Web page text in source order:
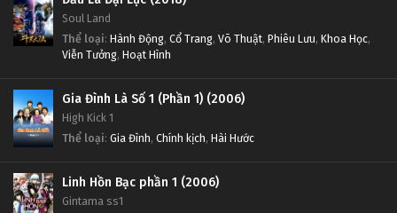
Soul Land
Thể loại: Hành Động, Cổ Trang, Võ Thuật, Phiêu Lưu, Khoa Học,
Viễn Tưởng, Hoạt Hình
Gia Đình Là Số 1 (Phần 1) (2006)
High Kick 1
Thể loại: Gia Đình, Chính kịch, Hài Hước
Linh Hồn Bạc phần 1 (2006)
Gintama ss1